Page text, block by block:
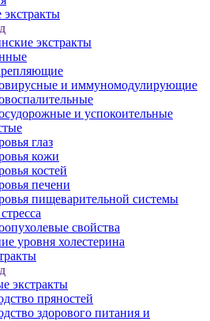
экстракты
и иммуномодулирующие
и успокоительные
глаз
кожи
костей
печени
пищеварительной системы
свойства
уровня холестерина
экстракты
пряностей
здорового питания и